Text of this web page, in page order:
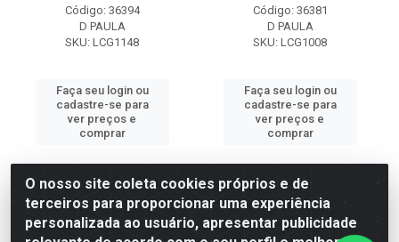
Código: 36394
D PAULA
SKU: LCG1148
Faça seu login ou
cadastre-se para
ver preços e
comprar
Código: 36381
D PAULA
SKU: LCG1008
Faça seu login ou
cadastre-se para
ver preços e
comprar
O nosso site coleta cookies próprios e de
terceiros para proporcionar uma experiência
personalizada ao usuário, apresentar publicidade